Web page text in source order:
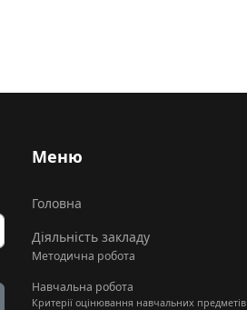
Меню
Головна
Діяльність закладу
Методична робота
Навчальна робота
Критерії оцінювання навчальних предметів